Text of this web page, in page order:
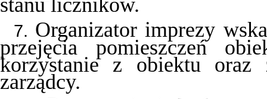
stanu liczników.
7. Organizator imprezy
przejęcia pomieszczeń
korzystanie z obiektu oraz
zarządcy.